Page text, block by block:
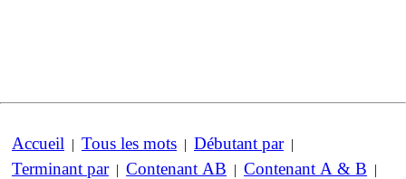
Accueil | Tous les mots | Débutant par|
Terminant par| Contenant AB | Contenant A & B |